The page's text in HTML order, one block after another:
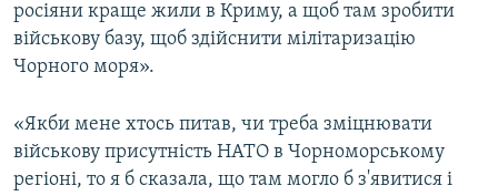
росіяни краще жили в Криму, а щоб там зробити
військову базу, щоб здійснити мілітаризацію
Чорного моря».
«Якби мене хтось питав, чи треба зміцнювати
військову присутність НАТО в Чорноморському
регіоні, то я б сказала, що там могло б з'явитися і